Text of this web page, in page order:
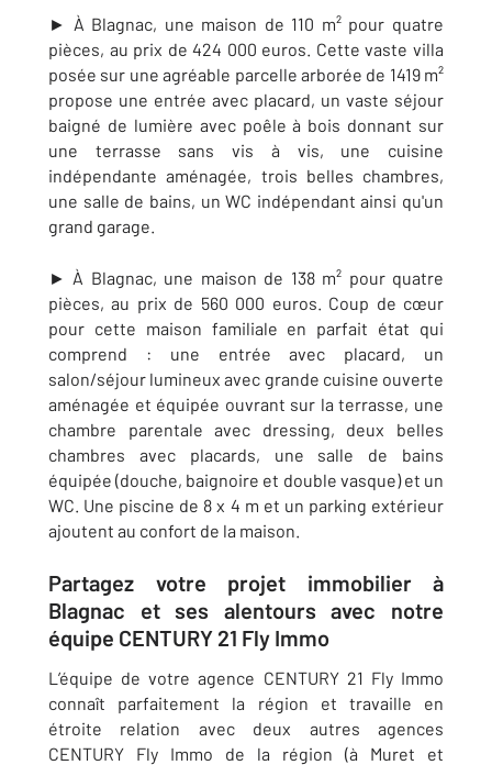
► À Blagnac, une maison de 110 m² pour quatre
pièces, au prix de 424 000 euros. Cette vaste villa
posée sur une agréable parcelle arborée de 1419 m²
propose une entrée avec placard, un vaste séjour
baigné de lumière avec poêle à bois donnant sur
une terrasse sans vis à vis, une cuisine
indépendante aménagée, trois belles chambres,
une salle de bains, un WC indépendant ainsi qu'un
grand garage.
► À Blagnac, une maison de 138 m² pour quatre
pièces, au prix de 560 000 euros. Coup de cœur
pour cette maison familiale en parfait état qui
comprend : une entrée avec placard, un
salon/séjour lumineux avec grande cuisine ouverte
aménagée et équipée ouvrant sur la terrasse, une
chambre parentale avec dressing, deux belles
chambres avec placards, une salle de bains
équipée (douche, baignoire et double vasque) et un
WC. Une piscine de 8 x 4 m et un parking extérieur
ajoutent au confort de la maison.
Partagez votre projet immobilier à
Blagnac et ses alentours avec notre
équipe CENTURY 21 Fly Immo
L’équipe de votre agence CENTURY 21 Fly Immo
connaît parfaitement la région et travaille en
étroite relation avec deux autres agences
CENTURY Fly Immo de la région (à Muret et